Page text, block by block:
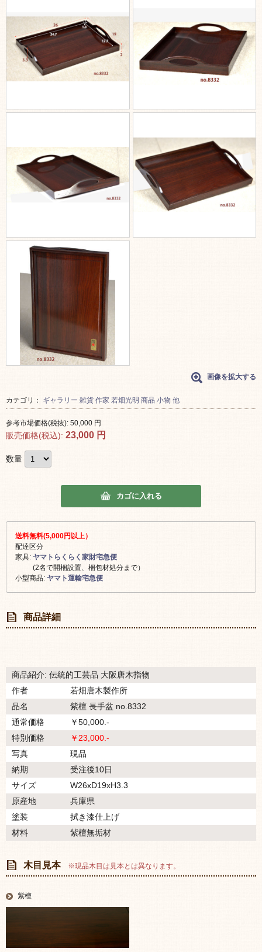
画像を拡大する
カテゴリ： ギャラリー 雑貨 作家 若畑光明 商品 小物 他
参考市場価格(税抜): 50,000 円
販売価格(税込): 23,000 円
数量
カゴに入れる
送料無料(5,000円以上）
配達区分
家具: ヤマトらくらく家財宅急便
(2名で開梱設置、梱包材処分まで）
小型商品: ヤマト運輸宅急便
商品詳細
商品紹介: 伝統的工芸品 大阪唐木指物
作者
若畑唐木製作所
品名
紫檀 長手盆 no.8332
通常価格
￥50,000.-
特別価格
￥23,000.-
写真
現品
納期
受注後10日
サイズ
W26xD19xH3.3
原産地
兵庫県
塗装
拭き漆仕上げ
材料
紫檀無垢材
木目見本 ※現品木目は見本とは異なります。
紫檀